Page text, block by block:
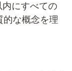
にすべての
的な概念を理